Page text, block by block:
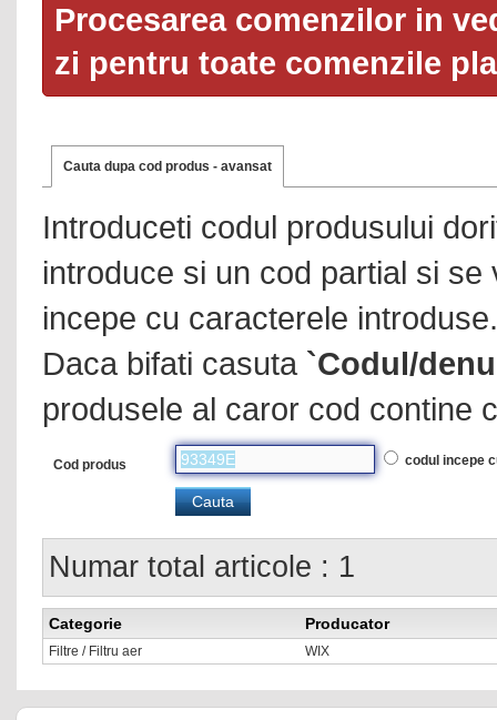
Procesarea comenzilor in
zi pentru toate comenzile
Cauta dupa cod produs - avansat
Introduceti codul produsului
introduce si un cod partial si
incepe cu caracterele introduse.
Daca bifati casuta `Codul/
produsele al caror cod contine
Cod produs codul incepe
Numar total articole : 1
Categorie Producator
Filtre / Filtru aer WIX